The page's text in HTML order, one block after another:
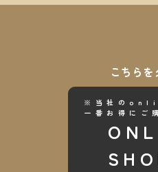
こちらを
※当社の
一番お得にご